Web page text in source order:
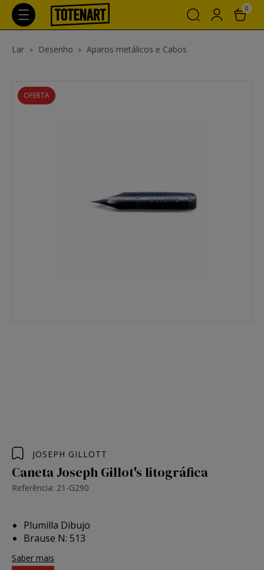
0
Lar Desenho Aparos metálicos e Cabos
OFERTA
JOSEPH GILLOTT
Caneta Joseph Gillot's litográfica
Referência: 21-G290
Plumilla Dibujo
Brause N: 513
Saber mais